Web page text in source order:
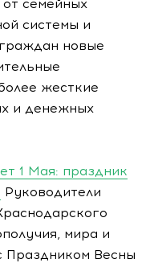
семейных
системы и
новые
жесткие
и денежных
1 Мая: праздник
Руководители
мира и
Праздником Весны